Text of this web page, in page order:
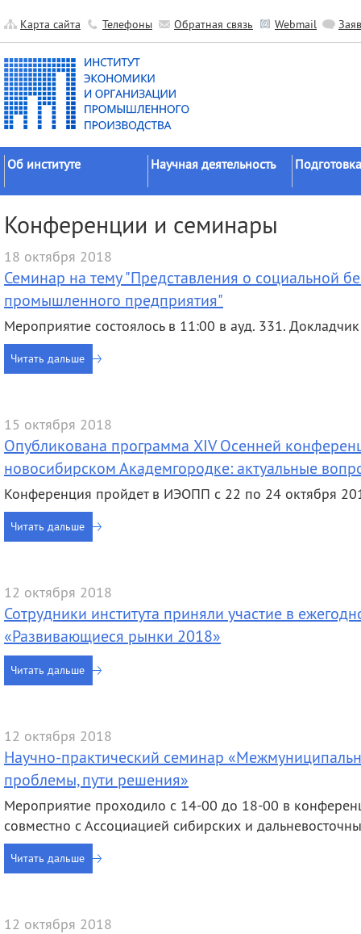
Карта сайта Телефоны Обратная связь Webmail
Об институте
Официальные документы
История
Руководство
Научные подразделения
Прочие подразделения
Издательская
деятельность
Научная деятельность
исследований
Прикладные разработки
Гранты
Научные школы
Целевое
Конференции и семинары
18 октября 2018
Семинар на тему "Представления о социальной
промышленного предприятия"
Мероприятие состоялось в 11:00 в ауд. 331.
Читать дальше
15 октября 2018
Опубликована программа XIV Осенней
новосибирском Академгородке: актуальные
Конференция пройдет в ИЭОПП с 22 по 24 октября
Читать дальше
12 октября 2018
Сотрудники института приняли участие в
«Развивающиеся рынки 2018»
Читать дальше
12 октября 2018
Научно-практический семинар
проблемы, пути решения»
Мероприятие проходило с 14-00 до 18-00 в
совместно с Ассоциацией сибирских и
Читать дальше
12 октября 2018